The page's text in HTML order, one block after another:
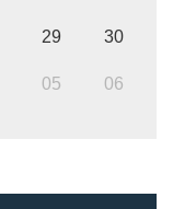
29 30
05 06